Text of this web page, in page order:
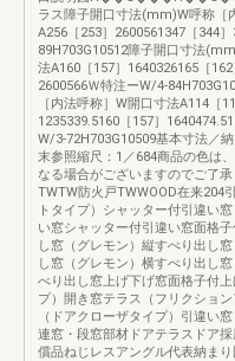
ラス障子開口寸法(mm)W呼称［
A256［253］2600561347［344
89H703G10512障子開口寸法
法A160［157］1640326165［162
2600566Ｗ特注ーW/4-
［内法呼称］W開口寸法A114［
1235339.5160［157］
W/3-72H703G10509基本寸法／
末参照縮尺：1／684商品の色は
なる場合がございますのでご了
TWTW防火戸TWWOOD在来204
トタイプ）シャッター付引違い
い窓シャッター付引違い窓面格
し窓（グレモン）縦すべり出し
し窓（グレモン）横すべり出し
べり出し窓上げ下げ窓面格子付
プ）開き窓テラス（フリクショ
（ドアクローザタイプ）引違い
連窓・段窓部材ドアテラスドア
償品ねじレスアングル代表納まり